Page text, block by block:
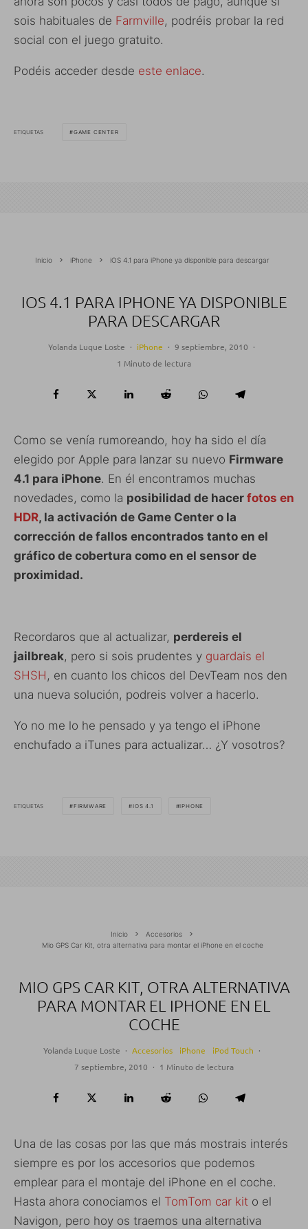
sois habituales de Farmville, podréis probar la red
social con el juego gratuito.
Podéis acceder desde este enlace.
ETIQUETAS GAME CENTER
Inicio iPhone iOS 4.1 para iPhone ya disponible para descargar
IOS 4.1 PARA IPHONE YA DISPONIBLE
PARA DESCARGAR
Yolanda Luque Loste · iPhone · 9 septiembre, 2010 ·
1 Minuto de lectura
Como se venía rumoreando, hoy ha sido el día
elegido por Apple para lanzar su nuevo Firmware
4.1 para iPhone. En él encontramos muchas
novedades, como la posibilidad de hacer fotos en
HDR, la activación de Game Center o la
corrección de fallos encontrados tanto en el
gráfico de cobertura como en el sensor de
proximidad.
Recordaros que al actualizar, perdereis el
jailbreak, pero si sois prudentes y guardais el
SHSH , en cuanto los chicos del DevTeam nos den
una nueva solución, podreis volver a hacerlo.
Yo no me lo he pensado y ya tengo el iPhone
enchufado a iTunes para actualizar… ¿Y vosotros?
ETIQUETAS FIRMWARE IOS 4.1 IPHONE
Inicio
Accesorios
Mio GPS Car Kit, otra alternativa para montar el iPhone en el coche
MIO GPS CAR KIT, OTRA ALTERNATIVA
PARA MONTAR EL IPHONE EN EL
COCHE
Yolanda Luque Loste · Accesorios iPhone iPod Touch ·
7 septiembre, 2010 · 1 Minuto de lectura
Una de las cosas por las que más mostrais interés
siempre es por los accesorios que podemos
emplear para el montaje del iPhone en el coche.
Hasta ahora conociamos el TomTom car kit o el
Navigon, pero hoy os traemos una alternativa